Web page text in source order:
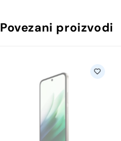
Povezani proizvodi